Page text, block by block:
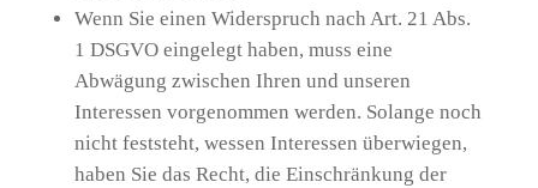
Wenn Sie einen Widerspruch nach Art. 21 Abs.
1 DSGVO eingelegt haben, muss eine
Abwägung zwischen Ihren und unseren
Interessen vorgenommen werden. Solange noch
nicht feststeht, wessen Interessen überwiegen,
haben Sie das Recht, die Einschränkung der